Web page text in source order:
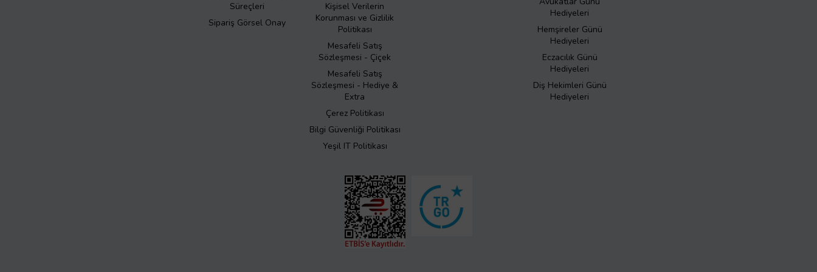
Süreçleri
Sipariş Görsel Onay
Kişisel Verilerin
Korunması ve Gizlilik
Politikası
Mesafeli Satış
Sözleşmesi - Çiçek
Mesafeli Satış
Sözleşmesi - Hediye &
Extra
Çerez Politikası
Bilgi Güvenliği Politikası
Yeşil IT Politikası
Hediyeleri
Hemşireler Günü
Hediyeleri
Eczacılık Günü
Hediyeleri
Diş Hekimleri Günü
Hediyeleri